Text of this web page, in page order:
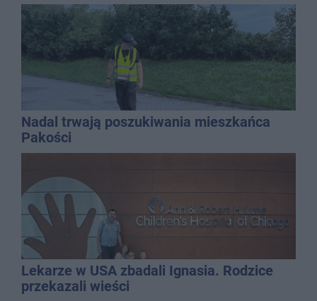
Nadal trwają poszukiwania mieszkańca
Pakości
Lekarze w USA zbadali Ignasia. Rodzice
przekazali wieści